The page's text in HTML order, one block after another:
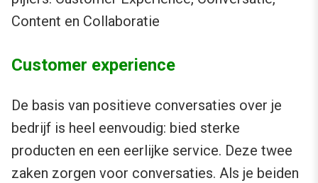
Content en Collaboratie
Customer experience
De basis van positieve conversaties over je
bedrijf is heel eenvoudig: bied sterke
producten en een eerlijke service. Deze twee
zaken zorgen voor conversaties. Als je beiden